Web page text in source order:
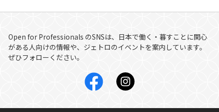
Open for Professionals のSNSは、日本で働く・暮すことに関心
がある人向けの情報や、ジェトロのイベントを案内しています。
ぜひフォローください。